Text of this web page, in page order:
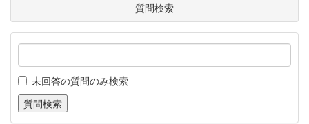
質問検索
未回答の質問のみ検索